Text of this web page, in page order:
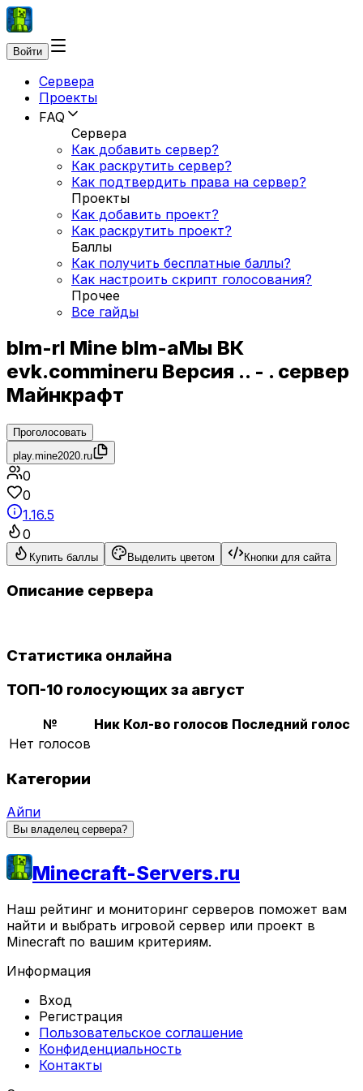
Войти
Сервера
Проекты
FAQ
Сервера
Как добавить сервер?
Как раскрутить сервер?
Как подтвердить права на сервер?
Проекты
Как добавить проект?
Как раскрутить проект?
Баллы
Как получить бесплатные баллы?
Как настроить скрипт голосования?
Прочее
Все гайды
blm-rl Mine blm-aМы ВК
evk.commineru Версия .. - . сервер
Майнкрафт
Проголосовать
play.mine2020.ru
0
0
1.16.5
0
Купить баллы Выделить цветом Кнопки для сайта
Описание сервера
Статистика онлайна
ТОП-10 голосующих за август
№ Ник Кол-во голосов Последний голос
Нет голосов
Категории
Айпи
Вы владелец сервера?
Minecraft-Servers.ru
Наш рейтинг и мониторинг серверов поможет вам
найти и выбрать игровой сервер или проект в
Minecraft по вашим критериям.
Информация
Вход
Регистрация
Пользовательское соглашение
Конфиденциальность
Контакты